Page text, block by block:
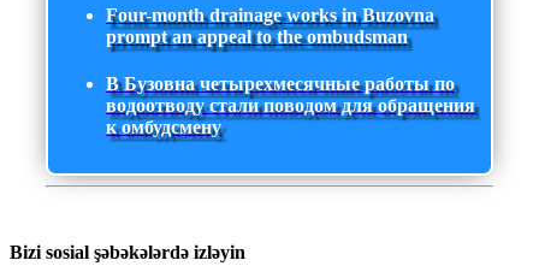
Four-month drainage works in Buzovna
prompt an appeal to the ombudsman
В Бузовна четырехмесячные работы по
водоотводу стали поводом для обращения
к омбудсмену
Bizi sosial şəbəkələrdə izləyin